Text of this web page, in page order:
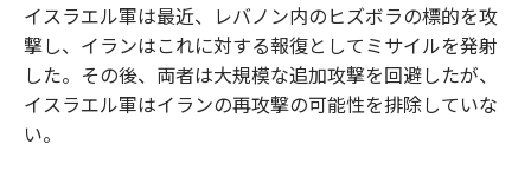
イスラエル軍は最近、レバノン内のヒズボラの標的を攻
撃し、イランはこれに対する報復としてミサイルを発射
した。その後、両者は大規模な追加攻撃を回避したが、
イスラエル軍はイランの再攻撃の可能性を排除していな
い。